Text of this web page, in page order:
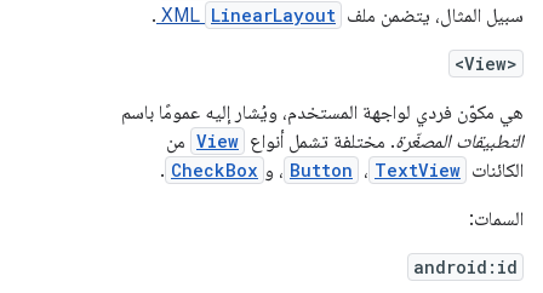
سبيل المثال، يتضمن ملف LinearLayout
.
<View>
هي مكوّن فردي لواجهة المستخدم، ويُشار إليه عمومًا باسم
التطبيقات المصغّرة. مختلفة تشمل أنواع View من
الكائنات TextView ، Button ، و CheckBox
.
السمات:
android:id